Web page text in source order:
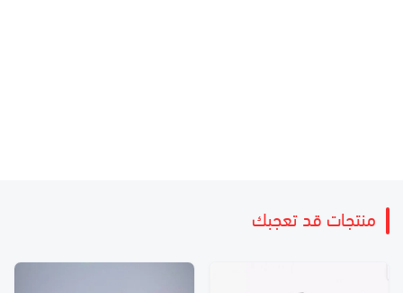
منتجات قد تعجبك